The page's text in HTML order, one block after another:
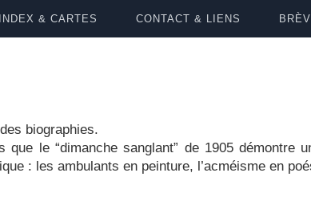
INDEX & CARTES CONTACT & LIENS
biographies.
que le “dimanche sanglant” de 1905 démontre
: les ambulants en peinture, l’acméisme en